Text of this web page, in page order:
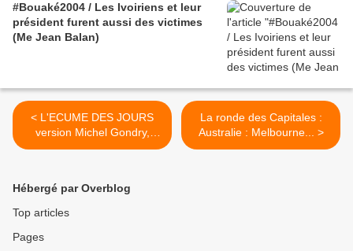
#Bouaké2004 / Les Ivoiriens et leur
président furent aussi des victimes
(Me Jean Balan)
< L'ECUME DES JOURS
version Michel Gondry,
avec Romain Duris, Audrey
Chabat, Charlotte Le Bon et
Aïssa Maïga. Sortie le : 24
La ronde des Capitales :
Australie : Melbourne... >
Hébergé par Overblog
Top articles
Pages